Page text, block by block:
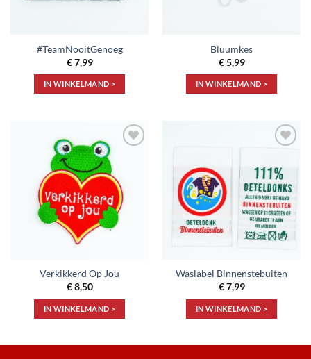
#TeamNooitGenoeg
€7,99
IN WINKELMAND >
Bluumkes
€5,99
IN WINKELMAND >
Toevoegen
verlanglijst
Verkikkerd Op Jou
€8,50
IN WINKELMAND >
aan
verlanglijst
Waslabel Binnenstebuiten
€7,99
IN WINKELMAND >